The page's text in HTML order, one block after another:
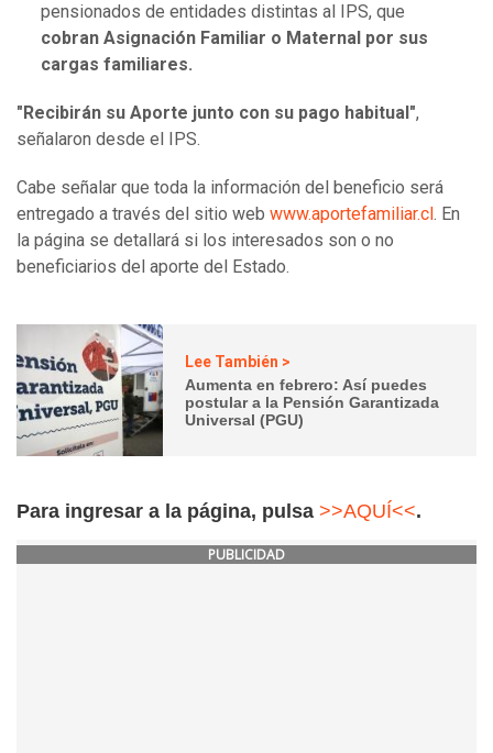
pensionados de entidades distintas al IPS, que
cobran Asignación Familiar o Maternal por sus
cargas familiares.
"Recibirán su Aporte junto con su pago habitual",
señalaron desde el IPS.
Cabe señalar que toda la información del beneficio será
entregado a través del sitio web www.aportefamiliar.cl . En
la página se detallará si los interesados son o no
beneficiarios del aporte del Estado.
Lee También >
Aumenta en febrero: Así puedes
postular a la Pensión Garantizada
Universal (PGU)
Para ingresar a la página, pulsa >>AQUÍ<<.
PUBLICIDAD